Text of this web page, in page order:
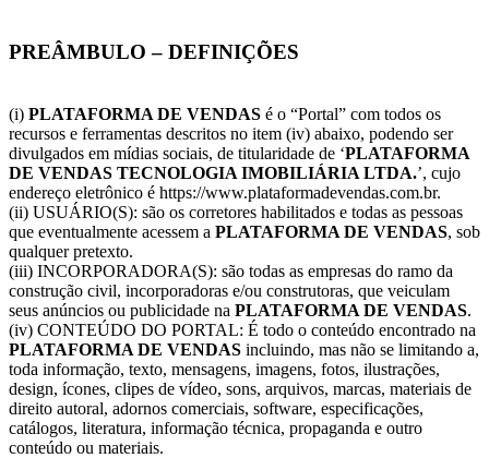
PREÂMBULO – DEFINIÇÕES
(i) PLATAFORMA DE VENDAS é o “Portal” com todos os
recursos e ferramentas descritos no item (iv) abaixo, podendo ser
divulgados em mídias sociais, de titularidade de ‘PLATAFORMA
DE VENDAS TECNOLOGIA IMOBILIÁRIA LTDA.’, cujo
endereço eletrônico é https://www.plataformadevendas.com.br.
(ii) USUÁRIO(S): são os corretores habilitados e todas as pessoas
que eventualmente acessem a PLATAFORMA DE VENDAS, sob
qualquer pretexto.
(iii) INCORPORADORA(S): são todas as empresas do ramo da
construção civil, incorporadoras e/ou construtoras, que veiculam
seus anúncios ou publicidade na PLATAFORMA DE VENDAS.
(iv) CONTEÚDO DO PORTAL: É todo o conteúdo encontrado na
PLATAFORMA DE VENDAS incluindo, mas não se limitando a,
toda informação, texto, mensagens, imagens, fotos, ilustrações,
design, ícones, clipes de vídeo, sons, arquivos, marcas, materiais de
direito autoral, adornos comerciais, software, especificações,
catálogos, literatura, informação técnica, propaganda e outro
conteúdo ou materiais.